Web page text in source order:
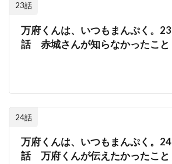
23話
万府くんは、いつもまんぷく。23
話 赤城さんが知らなかったこと
24話
万府くんは、いつもまんぷく。24
話 万府くんが伝えたかったこと